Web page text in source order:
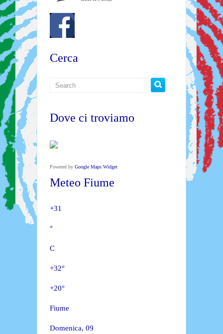
Cerca
Dove ci troviamo
Powered by Google Maps Widget
Meteo Fiume
+31
°
C
+32°
+20°
Fiume
Domenica, 09